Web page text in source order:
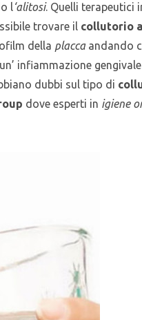
l‘alitosi. Quelli terapeutici
trovare il collutorio
della placcaandando
infiammazione
dubbi sul tipo di
dove esperti in igiene